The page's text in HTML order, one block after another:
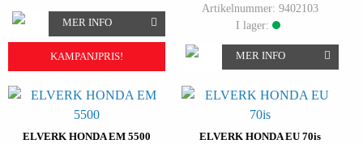
MER INFO
KAMPANJPRIS!
Artikelnummer: 9402103
I lager:
MER INFO
ELVERK HONDA EM 5500
ELVERK HONDA EU 70is